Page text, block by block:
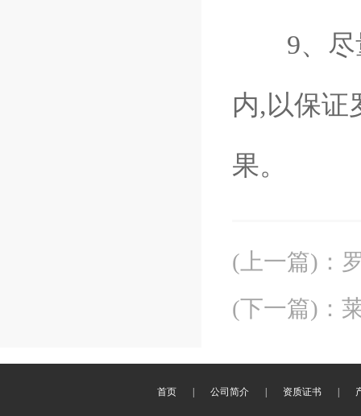
9、尽量
内,以保证
果。
(上一篇) ：
(下一篇) ：
首页 公司简介 资质证书